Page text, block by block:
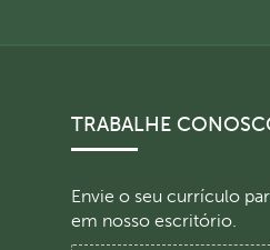
TRABALHE
Envie o seu currículo
em nosso escritório.